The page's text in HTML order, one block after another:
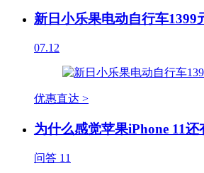
新日小乐果电动自行车1399
07.12
优惠直达 >
为什么感觉苹果iPhone 11还
问答 11